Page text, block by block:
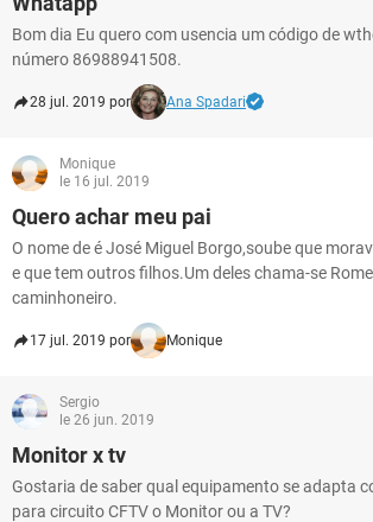
Bom dia Eu quero com usencia um código de
número 86988941508.
28 jul. 2019 por Ana Spadari
Monique
le 16 jul. 2019
Quero achar meu pai
O nome de é José Miguel Borgo,soube que
e que tem outros filhos.Um deles chama-se
caminhoneiro.
17 jul. 2019 por Monique
Sergio
le 26 jun. 2019
Monitor x tv
Gostaria de saber qual equipamento se adapta
para circuito CFTV o Monitor ou a TV?